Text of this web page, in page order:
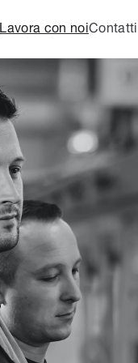
Lavora con noiContatti